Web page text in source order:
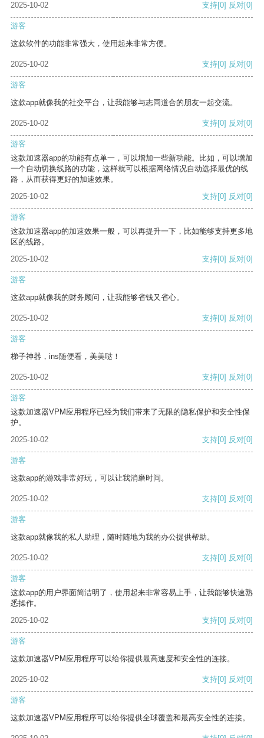
2025-10-02 支持[0] 反对[0]
游客
这款软件的功能非常强大，使用起来非常方便。
2025-10-02 支持[0] 反对[0]
游客
这款app就像我的社交平台，让我能够与志同道合的朋友一起交流。
2025-10-02 支持[0] 反对[0]
游客
这款加速器app的功能有点单一，可以增加一些新功能。比如，可以增加
一个自动切换线路的功能，这样就可以根据网络情况自动选择最优的线
路，从而获得更好的加速效果。
2025-10-02
支持[0] 反对[0]
游客
这款加速器app的加速效果一般，可以再提升一下，比如能够支持更多地
区的线路。
2025-10-02
支持[0] 反对[0]
游客
这款app就像我的财务顾问，让我能够省钱又省心。
2025-10-02 支持[0] 反对[0]
游客
梯子神器，ins随便看，美美哒！
2025-10-02 支持[0] 反对[0]
游客
这款加速器VPM应用程序已经为我们带来了无限的隐私保护和安全性保
护。
2025-10-02
支持[0] 反对[0]
游客
这款app的游戏非常好玩，可以让我消磨时间。
2025-10-02 支持[0] 反对[0]
游客
这款app就像我的私人助理，随时随地为我的办公提供帮助。
2025-10-02 支持[0] 反对[0]
游客
这款app的用户界面简洁明了，使用起来非常容易上手，让我能够快速熟
悉操作。
2025-10-02
支持[0] 反对[0]
游客
这款加速器VPM应用程序可以给你提供最高速度和安全性的连接。
2025-10-02 支持[0] 反对[0]
游客
这款加速器VPM应用程序可以给你提供全球覆盖和最高安全性的连接。